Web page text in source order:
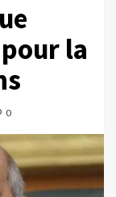
la
0